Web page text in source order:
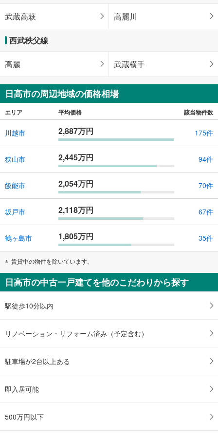
武蔵高萩 高麗川
西武秩父線
高麗 武蔵横手
日高市の周辺地域の価格相場
エリア 平均価格 該当物件数
川越市 2,887万円 175件
狭山市 2,445万円 94件
飯能市 2,054万円 70件
坂戸市 2,118万円 67件
鶴ヶ島市 1,805万円 35件
賃貸中の物件を除いています。
日高市の中古一戸建てを他のこだわりから探す
駅徒歩10分以内
リノベーション・リフォーム済み（予定含む）
駐車場が2台以上ある
即入居可能
500万円以下